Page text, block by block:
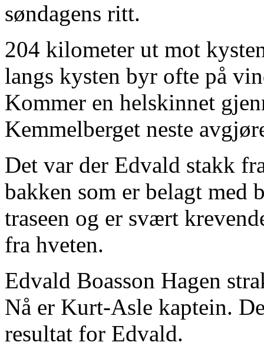
søndagens ritt.
204 kilometer ut mot
langs kysten byr ofte på
Kommer en helskinnet
Kemmelberget neste
Det var der Edvald stakk
bakken som er belagt
traseen og er svært
fra hveten.
Edvald Boasson Hagen
Nå er Kurt-Asle kaptein.
resultat for Edvald.